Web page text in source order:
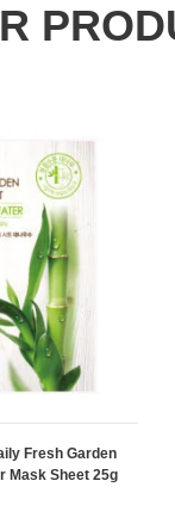
Fresh Garden
Mask Sheet 25g